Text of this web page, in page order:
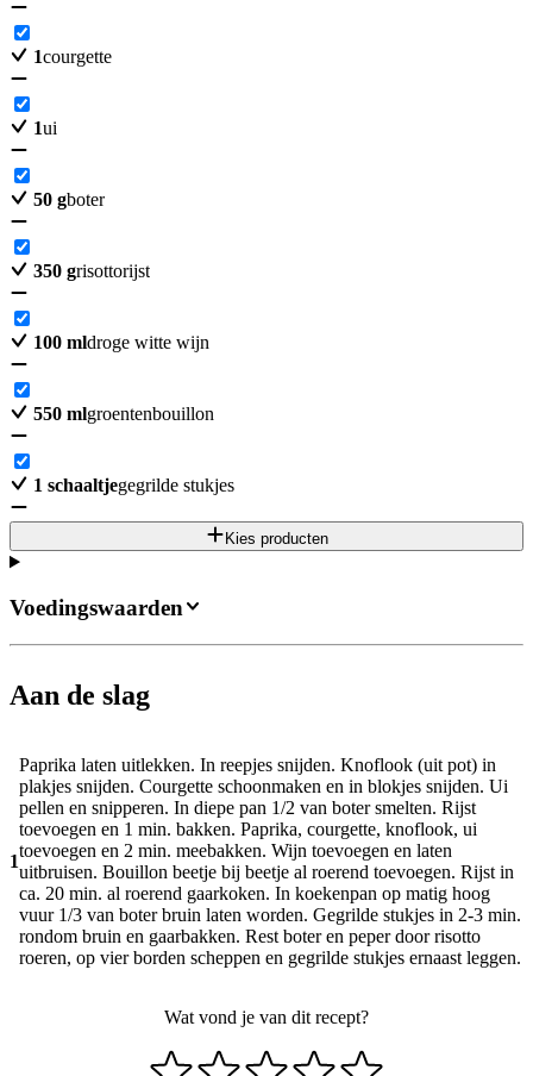
1courgette
1ui
50 gboter
350 grisottorijst
100 mldroge witte wijn
550 mlgroentenbouillon
1 schaaltjegegrilde stukjes
Kies producten
Aan de slag
1
Paprika laten uitlekken. In reepjes snijden. Knoflook (uit pot) in
plakjes snijden. Courgette schoonmaken en in blokjes snijden. Ui
pellen en snipperen. In diepe pan 1/2 van boter smelten. Rijst
toevoegen en 1 min. bakken. Paprika, courgette, knoflook, ui
toevoegen en 2 min. meebakken. Wijn toevoegen en laten
uitbruisen. Bouillon beetje bij beetje al roerend toevoegen. Rijst in
ca. 20 min. al roerend gaarkoken. In koekenpan op matig hoog
vuur 1/3 van boter bruin laten worden. Gegrilde stukjes in 2-3 min.
rondom bruin en gaarbakken. Rest boter en peper door risotto
roeren, op vier borden scheppen en gegrilde stukjes ernaast leggen.
Wat vond je van dit recept?
Voedingswaarden